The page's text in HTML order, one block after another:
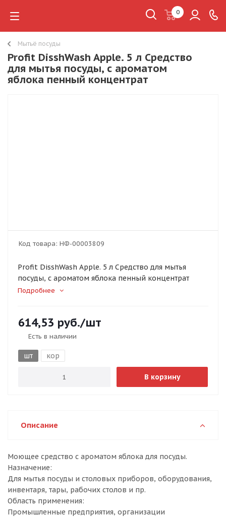
0
Мытьё посуды
Profit DisshWash Apple. 5 л Средство
для мытья посуды, с ароматом
яблока пенный концентрат
Код товара: НФ-00003809
Profit DisshWash Apple. 5 л Средство для мытья
посуды, с ароматом яблока пенный концентрат
Подробнее
614,53 руб./шт
Есть в наличии
шт кор
В корзину
Описание
Моющее средство с ароматом яблока для посуды.
Назначение:
Для мытья посуды и столовых приборов, оборудования,
инвентаря, тары, рабочих столов и пр.
Область применения:
Промышленные предприятия, организации